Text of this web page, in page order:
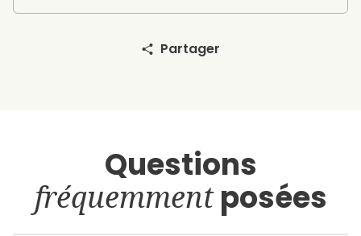
Partager
Questions
fréquemmentposées